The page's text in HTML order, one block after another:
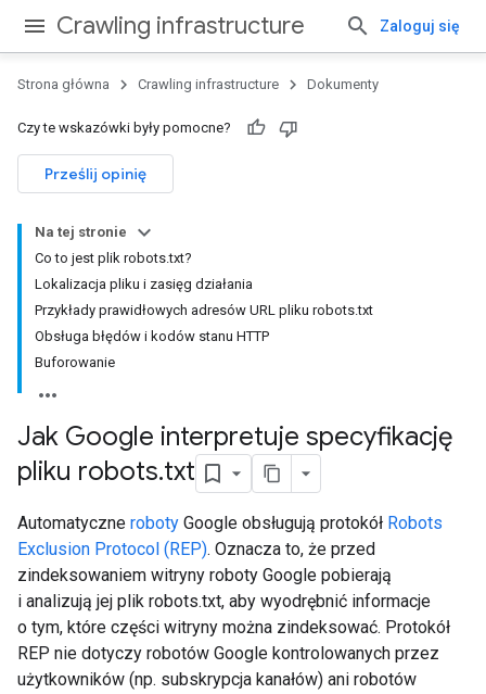
Crawling infrastructure Zaloguj się
Strona główna Crawling infrastructure Dokumenty
Czy te wskazówki były pomocne?
Prześlij opinię
Na tej stronie
Co to jest plik robots.txt?
Lokalizacja pliku i zasięg działania
Przykłady prawidłowych adresów URL pliku robots.txt
Obsługa błędów i kodów stanu HTTP
Buforowanie
Jak Google interpretuje specyfikację
pliku robots.txt
Automatyczne roboty Google obsługują protokół Robots
Exclusion Protocol (REP). Oznacza to, że przed
zindeksowaniem witryny roboty Google pobierają
i analizują jej plik robots.txt, aby wyodrębnić informacje
o tym, które części witryny można zindeksować. Protokół
REP nie dotyczy robotów Google kontrolowanych przez
użytkowników (np. subskrypcja kanałów) ani robotów